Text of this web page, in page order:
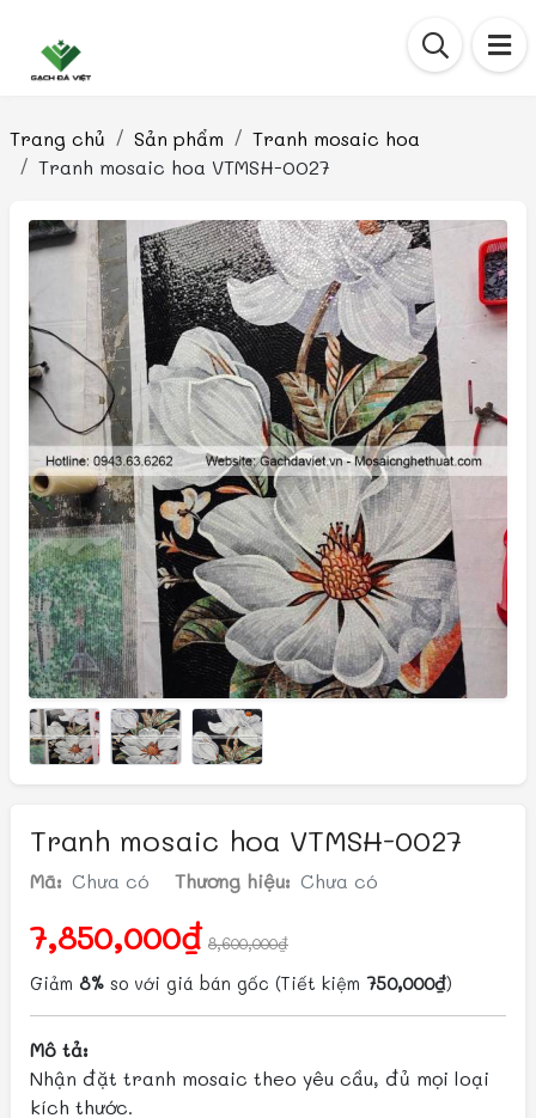
Trang chủ Sản phẩm
Tranh mosaic hoa
Tranh mosaic hoa VTMSH-0027
Tranh mosaic hoa VTMSH-0027
Mã: Chưa có Thương hiệu: Chưa có
7,850,000₫ 8,600,000₫
Giảm 8% so với giá bán gốc (Tiết kiệm 750,000₫)
Mô tả:
Nhận đặt tranh mosaic theo yêu cầu, đủ mọi loại
kích thước.